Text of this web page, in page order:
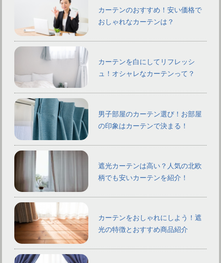
カーテンのおすすめ！安い価格で
おしゃれなカーテンは？
カーテンを白にしてリフレッシ
ュ！オシャレなカーテンって？
男子部屋のカーテン選び！お部屋
の印象はカーテンで決まる！
遮光カーテンは高い？人気の北欧
柄でも安いカーテンを紹介！
カーテンをおしゃれにしよう！遮
光の特徴とおすすめ商品紹介